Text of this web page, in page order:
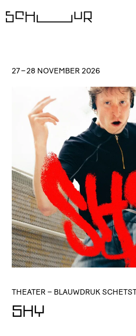
27–28 NOVEMBER 2026
THEATER – BLAUWDRUK
SHY